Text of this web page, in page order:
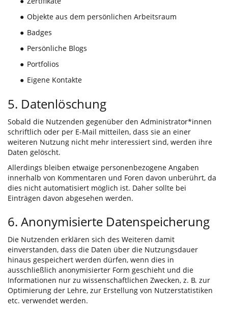
● Objekte aus dem persönlichen Arbeitsraum
● Badges
● Persönliche Blogs
● Portfolios
● Eigene Kontakte
5. Datenlöschung
Sobald die Nutzenden gegenüber den Administrator*innen
schriftlich oder per E-Mail mitteilen, dass sie an einer
weiteren Nutzung nicht mehr interessiert sind, werden ihre
Daten gelöscht.
Allerdings bleiben etwaige personenbezogene Angaben
innerhalb von Kommentaren und Foren davon unberührt, da
dies nicht automatisiert möglich ist. Daher sollte bei
Einträgen davon abgesehen werden.
6. Anonymisierte Datenspeicherung
Die Nutzenden erklären sich des Weiteren damit
einverstanden, dass die Daten über die Nutzungsdauer
hinaus gespeichert werden dürfen, wenn dies in
ausschließlich anonymisierter Form geschieht und die
Informationen nur zu wissenschaftlichen Zwecken, z. B. zur
Optimierung der Lehre, zur Erstellung von Nutzerstatistiken
etc. verwendet werden.